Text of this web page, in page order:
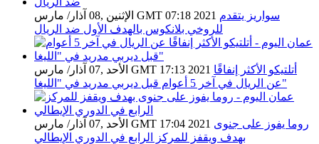
الإثنين ,08 آذار/ مارس GMT 07:18 2021 سواريز يتقدم
للروخي بلانكوس بالهدف الأول ضد الريال
الأحد ,07 آذار/ مارس GMT 17:13 2021 أتلتيكو الأكثر إنفاقًا
عن الريال في آخر 5 أعوام قبل ديربي مدريد في "الليغا"
الأحد ,07 آذار/ مارس GMT 17:04 2021 روما يفوز على جنوى
بهدف ويقفز للمركز الرابع في الدوري الإيطالي